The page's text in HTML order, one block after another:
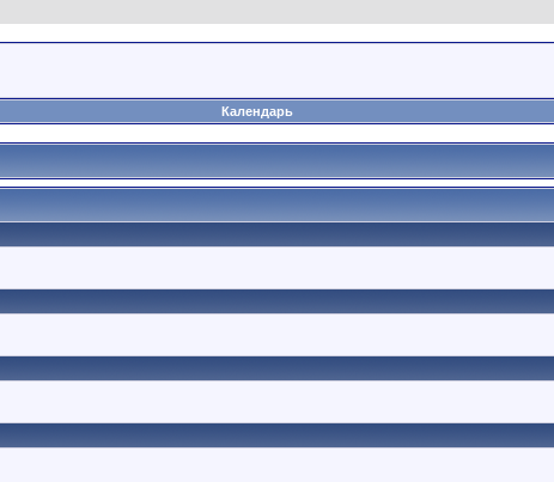
Календарь